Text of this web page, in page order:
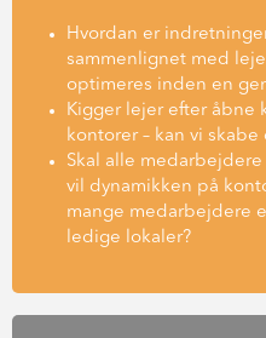
Hvordan er
sammenlignet med
optimeres inden en
Kigger lejer efter åbne
kontorer – kan vi skabe
Skal alle
vil dynamikken på
mange medarbejdere
ledige lokaler?